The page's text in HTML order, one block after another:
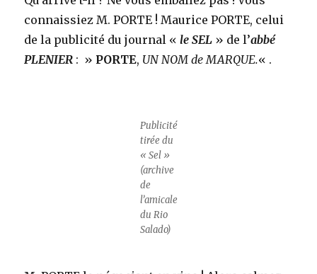
connaissiez M. PORTE ! Maurice PORTE, celui
de la publicité du journal «le SEL » de l’abbé
PLENIER : » PORTE, UN NOM de MARQUE.« .
Publicité
tirée du
« Sel »
(archive
de
l’amicale
du Rio
Salado)